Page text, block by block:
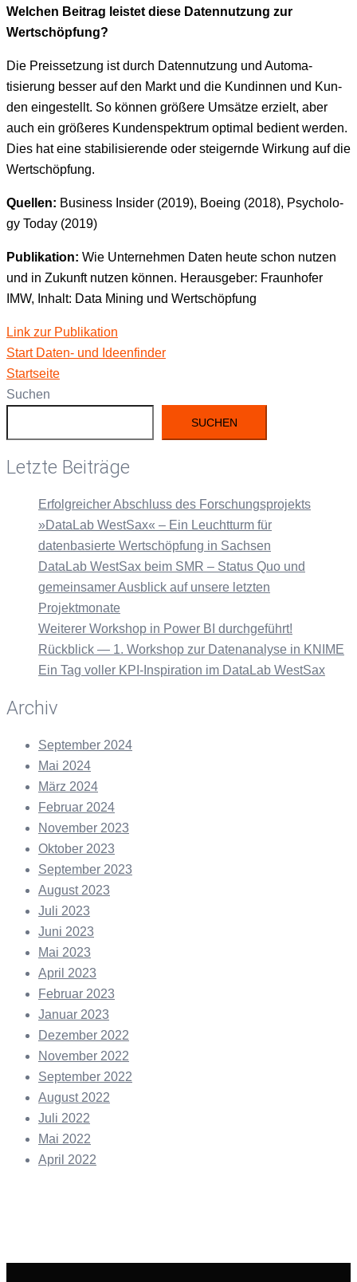
Welchen Beitrag leis­tet diese Daten­nutzung zur
Wertschöpfung?
Die Preis­set­zung ist durch Daten­nutzung und Automa­
tisierung bess­er auf den Markt und die Kundin­nen und Kun­
den eingestellt. So kön­nen größere Umsätze erzielt, aber
auch ein größeres Kun­den­spek­trum opti­mal bedi­ent wer­den.
Dies hat eine sta­bil­isierende oder steigernde Wirkung auf die
Wertschöpfung.
Quellen: Busi­ness Insid­er (2019), Boe­ing (2018), Psy­chol­o­
gy Today (2019)
Pub­lika­tion: Wie Unternehmen Dat­en heute schon nutzen
und in Zukun­ft nutzen kön­nen. Her­aus­ge­ber: Fraun­hofer
IMW, Inhalt: Data Min­ing und Wertschöpfung
Link zur Publikation
Start Dat­en- und Ideenfinder
Start­seite
Suchen
SUCHEN
Letzte Beiträge
Erfolgreicher Abschluss des Forschungsprojekts
»DataLab WestSax« – Ein Leuchtturm für
datenbasierte Wertschöpfung in Sachsen
DataLab WestSax beim SMR – Status Quo und
gemeinsamer Ausblick auf unsere letzten
Projektmonate
Weiterer Workshop in Power BI durchgeführt!
Rückblick — 1. Workshop zur Datenanalyse in KNIME
Ein Tag voller KPI-Inspiration im DataLab WestSax
Archiv
September 2024
Mai 2024
März 2024
Februar 2024
November 2023
Oktober 2023
September 2023
August 2023
Juli 2023
Juni 2023
Mai 2023
April 2023
Februar 2023
Januar 2023
Dezember 2022
November 2022
September 2022
August 2022
Juli 2022
Mai 2022
April 2022